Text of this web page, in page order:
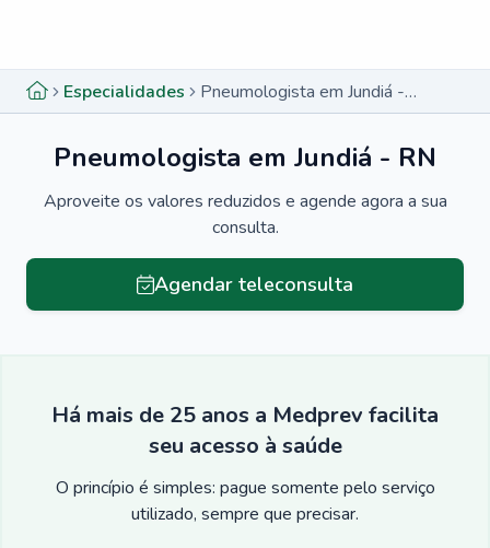
Especialidades Pneumologista em Jundiá - RN
Pneumologista em Jundiá - RN
Aproveite os valores reduzidos e agende agora a sua
consulta.
Agendar teleconsulta
Há mais de 25 anos a Medprev facilita
seu acesso à saúde
O princípio é simples: pague somente pelo serviço
utilizado, sempre que precisar.